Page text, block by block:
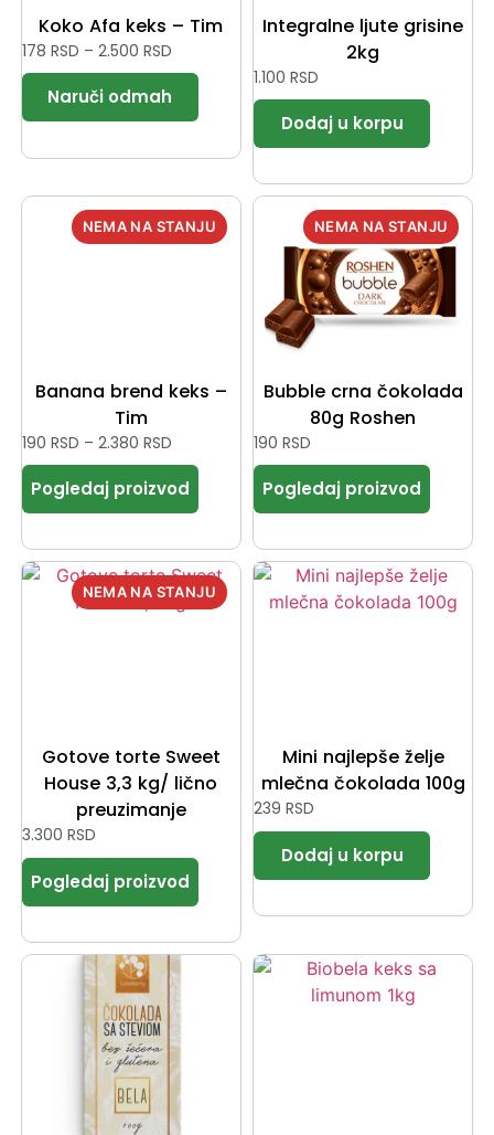
Koko Afa keks – Tim
178 RSD – 2.500 RSD
Integralne ljute grisine
2kg
1.100 RSD
Banana brend keks –
Tim
190 RSD – 2.380 RSD
Bubble crna čokolada
80g Roshen
190 RSD
Gotove torte Sweet
House 3,3 kg/ lično
preuzimanje
3.300 RSD
Mini najlepše želje
mlečna čokolada 100g
239 RSD